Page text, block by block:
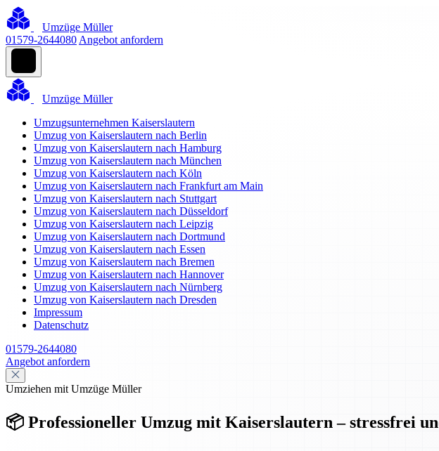
Umzüge Müller
01579-2644080 Angebot anfordern
Umzüge Müller
Umzugsunternehmen Kaiserslautern
Umzug von Kaiserslautern nach Berlin
Umzug von Kaiserslautern nach Hamburg
Umzug von Kaiserslautern nach München
Umzug von Kaiserslautern nach Köln
Umzug von Kaiserslautern nach Frankfurt am Main
Umzug von Kaiserslautern nach Stuttgart
Umzug von Kaiserslautern nach Düsseldorf
Umzug von Kaiserslautern nach Leipzig
Umzug von Kaiserslautern nach Dortmund
Umzug von Kaiserslautern nach Essen
Umzug von Kaiserslautern nach Bremen
Umzug von Kaiserslautern nach Hannover
Umzug von Kaiserslautern nach Nürnberg
Umzug von Kaiserslautern nach Dresden
Impressum
Datenschutz
01579-2644080
Angebot anfordern
Umziehen mit Umzüge Müller
📦 Professioneller Umzug mit Kaiserslautern – stressfrei